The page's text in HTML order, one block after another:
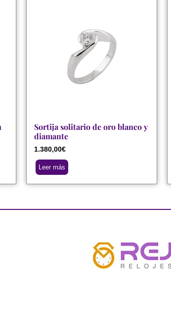
Sortija solitario de oro blanco y
diamante
1.380,00€
Leer más